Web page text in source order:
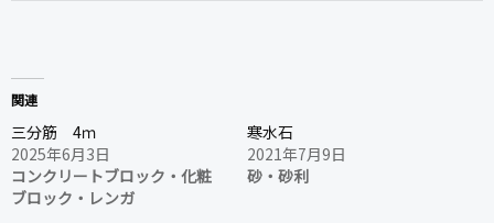
関連
三分筋 4ｍ
2025年6月3日
コンクリートブロック・化粧
ブロック・レンガ
寒水石
2021年7月9日
砂・砂利